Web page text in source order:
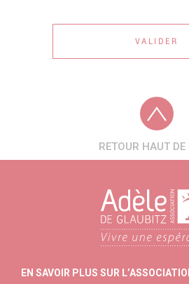
RETOUR HAUT DE
EN SAVOIR PLUS SUR